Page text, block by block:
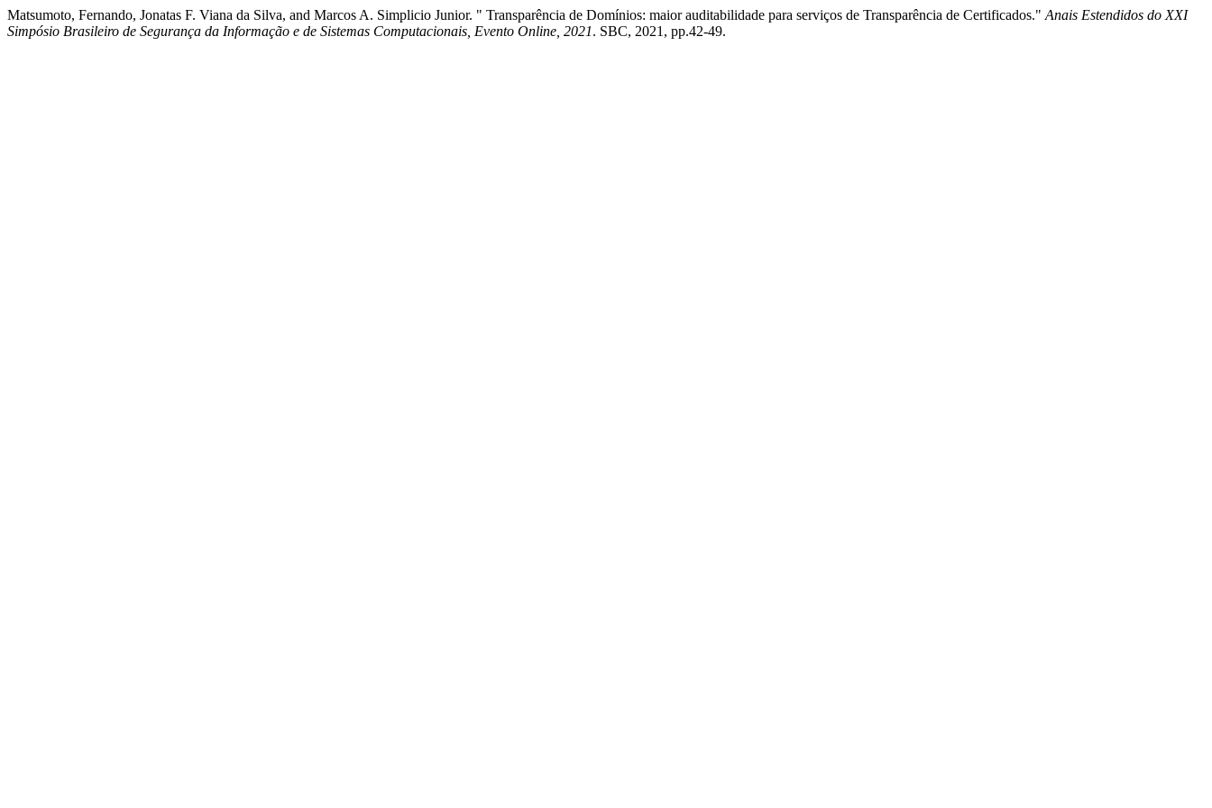
Matsumoto, Fernando, Jonatas F. Viana da Silva, and Marcos A. Simplicio Junior. " Transparência de Domínios: maior auditabilidade para serviços de Transparência de Certificados." Anais Estendidos do XXI
Simpósio Brasileiro de Segurança da Informação e de Sistemas Computacionais, Evento Online, 2021. SBC, 2021, pp.42-49.